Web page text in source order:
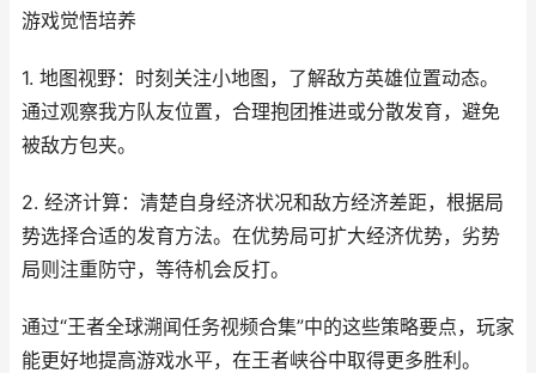
游戏觉悟培养
1. 地图视野：时刻关注小地图，了解敌方英雄位置动态。
通过观察我方队友位置，合理抱团推进或分散发育，避免
被敌方包夹。
2. 经济计算：清楚自身经济状况和敌方经济差距，根据局
势选择合适的发育方法。在优势局可扩大经济优势，劣势
局则注重防守，等待机会反打。
通过“王者全球溯闻任务视频合集”中的这些策略要点，玩家
能更好地提高游戏水平，在王者峡谷中取得更多胜利。